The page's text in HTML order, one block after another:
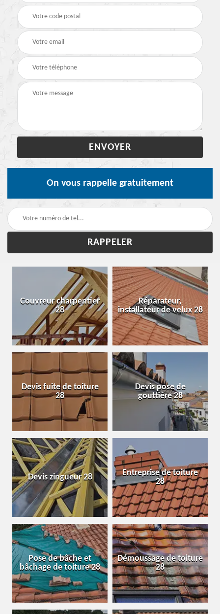
On vous rappelle gratuitement
Couvreur charpentier
28
Réparateur,
installateur de velux 28
Devis fuite de toiture
28
Devis pose de
gouttière 28
Devis zingueur 28
Entreprise de toiture
28
Pose de bâche et
bâchage de toiture 28
Démoussage de toiture
28